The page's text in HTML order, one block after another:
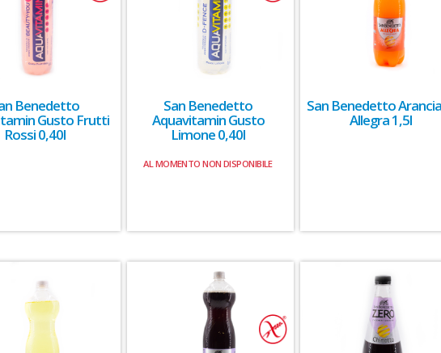
Benedetto
Gusto Frutti
Rossi 0,40l
San Benedetto
Aquavitamin Gusto
Limone 0,40l
AL MOMENTO NON DISPONIBILE
San Benedetto
Allegra 1,5l